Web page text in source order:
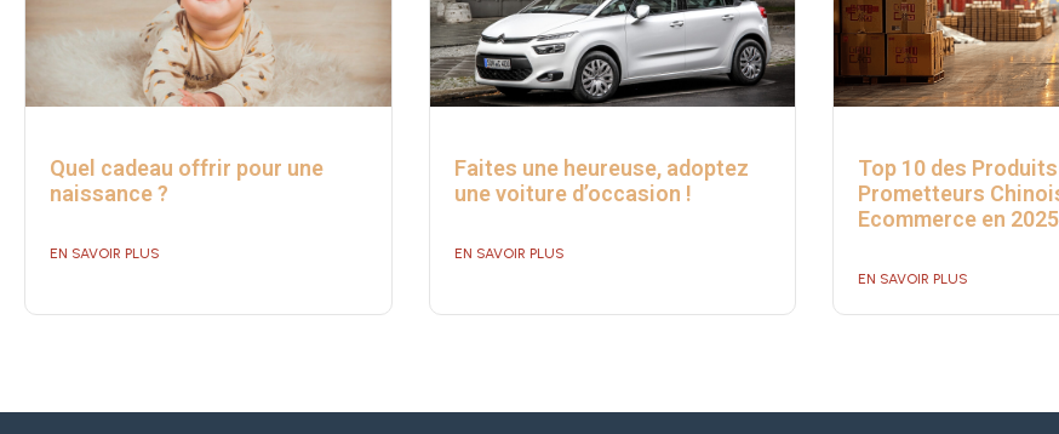
Quel cadeau offrir pour une
naissance ?
EN SAVOIR PLUS
Faites une heureuse, adoptez
une voiture d’occasion !
EN SAVOIR PLUS
Top 10 des Produits
Prometteurs
Ecommerce en 2025
EN SAVOIR PLUS